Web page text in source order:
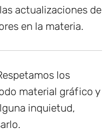
actualizaciones de
en la materia.
los
material gráfico y
inquietud,